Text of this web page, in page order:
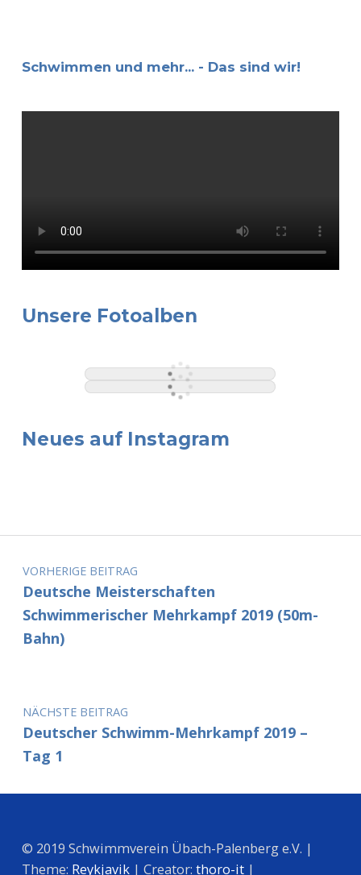
Schwimmen und mehr... - Das sind wir!
Unsere Fotoalben
Neues auf Instagram
Beitragsnavigation
VORHERIGE BEITRAG
Deutsche Meisterschaften
Schwimmerischer Mehrkampf 2019 (50m-
Bahn)
NÄCHSTE BEITRAG
Deutscher Schwimm-Mehrkampf 2019 –
Tag 1
© 2019 Schwimmverein Übach-Palenberg e.V. |
Theme: Reykjavik| Creator: thoro-it|